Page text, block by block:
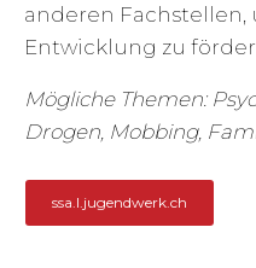
anderen Fachstellen,
Entwicklung zu
Mögliche Themen:
Drogen, Mobbing,
ssa.l.jugendwerk.ch